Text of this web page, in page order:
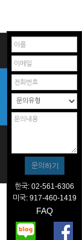
한국: 02-561-6306
미국: 917-460-1419
FAQ